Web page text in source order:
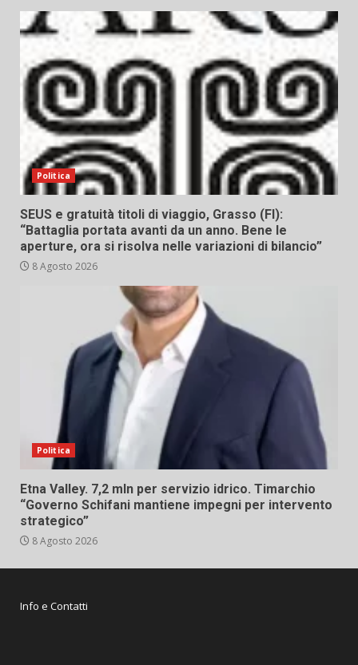
Politica
SEUS e gratuità titoli di viaggio, Grasso (FI):
“Battaglia portata avanti da un anno. Bene le
aperture, ora si risolva nelle variazioni di bilancio”
8 Agosto 2026
Politica
Etna Valley. 7,2 mln per servizio idrico. Timarchio
“Governo Schifani mantiene impegni per intervento
strategico”
8 Agosto 2026
Info e Contatti